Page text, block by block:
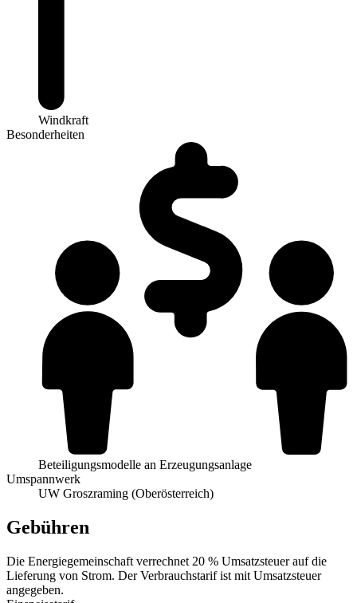
Windkraft
Besonderheiten
Beteiligungsmodelle an Erzeugungsanlage
Umspannwerk
UW Groszraming (Oberösterreich)
Gebühren
Die Energiegemeinschaft verrechnet 20 % Umsatzsteuer auf die
Lieferung von Strom. Der Verbrauchstarif ist mit Umsatzsteuer
angegeben.